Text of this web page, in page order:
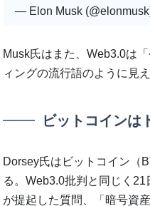
— Elon Musk
Musk氏はまた、Web3.0は
ィングの流行語のように見
ビットコインは
Dorsey氏はビットコイン（
る。Web3.0批判と同じく
が提起した質問、「暗号資